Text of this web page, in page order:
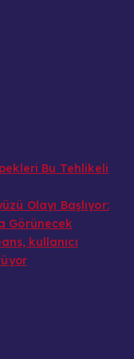
Bu Tehlikeli
Olayı Başlıyor:
Görünecek
kullanıcı